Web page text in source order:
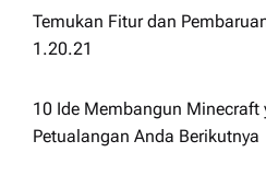
Temukan Fitur dan
1.20.21
10 Ide Membangun
Petualangan Anda Berikutnya